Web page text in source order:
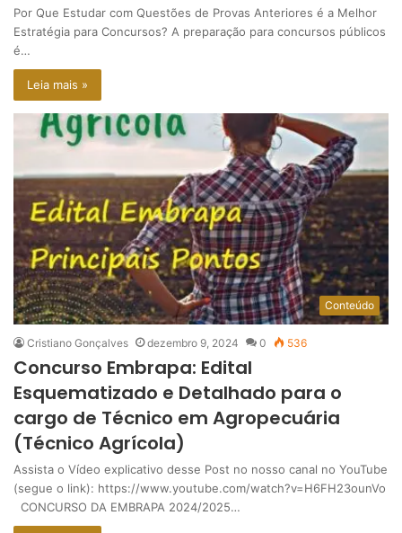
Por Que Estudar com Questões de Provas Anteriores é a Melhor
Estratégia para Concursos? A preparação para concursos públicos
é…
Leia mais »
Conteúdo
Cristiano Gonçalves dezembro 9, 2024 0 536
Concurso Embrapa: Edital
Esquematizado e Detalhado para o
cargo de Técnico em Agropecuária
(Técnico Agrícola)
Assista o Vídeo explicativo desse Post no nosso canal no YouTube
(segue o link): https://www.youtube.com/watch?v=H6FH23ounVo
CONCURSO DA EMBRAPA 2024/2025…